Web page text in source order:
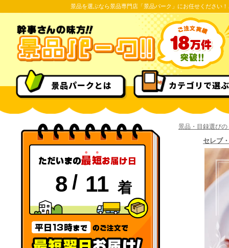
景品を選ぶなら景品専門店「景品パーク」にお任せください
景品パークとは カテゴリで選ぶ
景品・目録選び
セレブ